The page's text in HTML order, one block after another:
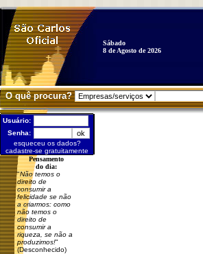
Sábado
8 de Agosto de 2026
O quê procura?
Usuário:
Senha:
esqueceu os dados?
cadastre-se gratuitamente
Pensamento
do dia:
"Não temos o
direito de
consumir a
felicidade se não
a criarmos: como
não temos o
direito de
consumir a
riqueza, se não a
produzimos!"
(Desconhecido)